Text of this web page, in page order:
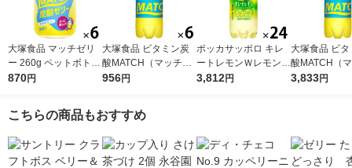
大塚食品 マッチゼリ
ー 260g ペットボトル
1セット（6本）
870円
大塚食品 ビタミン炭
酸MATCH（マッチ）
500ml 1セット（6
956円
ポッカサッポロ キレ
ートレモンＷレモン 5
00ml 1箱（24本入）
3,812円
大塚食品 ビ
酸MATCH（
500ml 1箱（
3,833円
こちらの商品もおすすめ